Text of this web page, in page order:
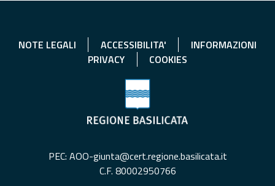
NOTE LEGALI ACCESSIBILITA'
INFORMAZIONI
PRIVACY
COOKIES
PEC: AOO-giunta@cert.regione.basilicata.it
C.F. 80002950766